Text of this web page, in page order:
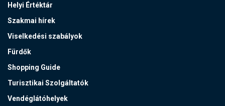
Helyi Értéktár
Szakmai hírek
Viselkedési szabályok
Fürdők
Shopping Guide
Turisztikai Szolgáltatók
Vendéglátóhelyek